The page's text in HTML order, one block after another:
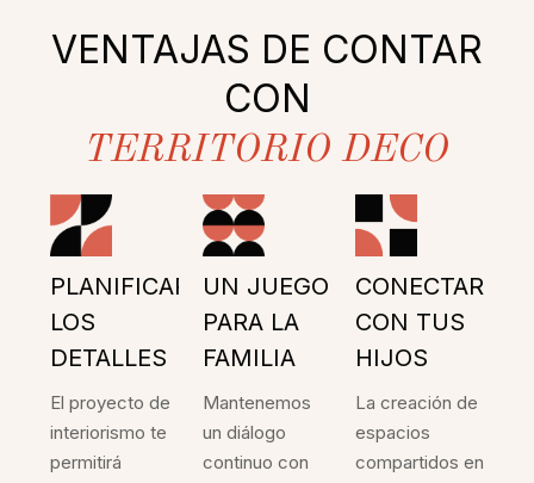
VENTAJAS DE CONTAR
CON
TERRITORIO DECO
PLANIFICAR
LOS
DETALLES
El proyecto de
interiorismo te
permitirá
UN JUEGO
PARA LA
FAMILIA
Mantenemos
un diálogo
continuo con
CONECTAR
CON TUS
HIJOS
La creación de
espacios
compartidos en